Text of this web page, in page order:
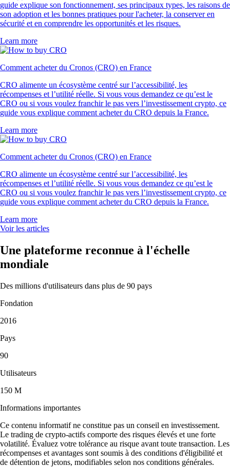
guide explique son fonctionnement, ses principaux types, les raisons de
son adoption et les bonnes pratiques pour l'acheter, la conserver en
sécurité et en comprendre les opportunités et les risques.
Learn more
Comment acheter du Cronos (CRO) en France
CRO alimente un écosystème centré sur l’accessibilité, les
récompenses et l’utilité réelle. Si vous vous demandez ce qu’est le
CRO ou si vous voulez franchir le pas vers l’investissement crypto, ce
guide vous explique comment acheter du CRO depuis la France.
Learn more
Comment acheter du Cronos (CRO) en France
CRO alimente un écosystème centré sur l’accessibilité, les
récompenses et l’utilité réelle. Si vous vous demandez ce qu’est le
CRO ou si vous voulez franchir le pas vers l’investissement crypto, ce
guide vous explique comment acheter du CRO depuis la France.
Learn more
Voir les articles
Une plateforme reconnue à l'échelle
mondiale
Des millions d'utilisateurs dans plus de 90 pays
Fondation
2016
Pays
90
Utilisateurs
150 M
Informations importantes
Ce contenu informatif ne constitue pas un conseil en investissement.
Le trading de crypto-actifs comporte des risques élevés et une forte
volatilité. Évaluez votre tolérance au risque avant toute transaction. Les
récompenses et avantages sont soumis à des conditions d'éligibilité et
de détention de jetons, modifiables selon nos conditions générales.